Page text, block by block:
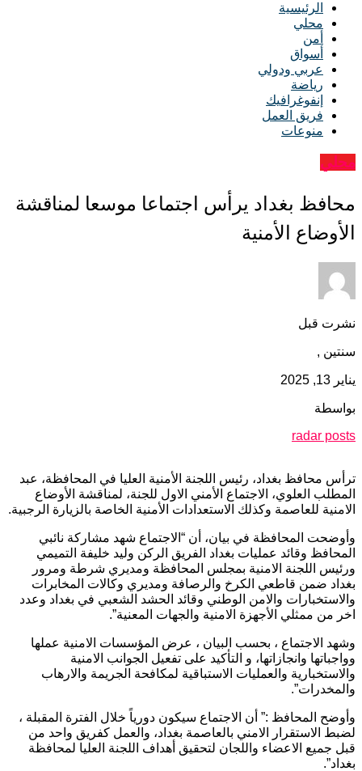
الرئيسية
محلي
أمن
أسواق
عربي ودولي
رياضة
إنفوغرافيك
فريق العمل
منوعات
محلي
محافظ بغداد يرأس اجتماعا موسعا لمناقشة
الأوضاع الأمنية
نشرت قبل
سنتين ,
يناير 13, 2025
بواسطة
radar posts
ترأس محافظ بغداد، رئيس اللجنة الأمنية العليا في المحافظة، عبد
المطلب العلوي، الاجتماع الأمني الاول للجنة، لمناقشة الأوضاع
الامنية للعاصمة وكذلك الاستعدادات الأمنية الخاصة بالزيارة الرجبية.
وأوضحت المحافظة في بيان، أن “الاجتماع شهد مشاركة نائبي
المحافظ وقائد عمليات بغداد الفريق الركن وليد خليفة التميمي
ورئيس اللجنة الامنية بمجلس المحافظة ومديري شرطة ومرور
بغداد ضمن قاطعي الكرخ والرصافة ومديري وكالات المخابرات
والاستخبارات والامن الوطني وقائد الحشد الشعبي في بغداد وعدد
اخر من ممثلي الأجهزة الامنية والجهات المعنية”.
وشهد الاجتماع ، بحسب البيان ، عرض المؤسسات الامنية عملها
وواجباتها وانجازاتها، و التأكيد على تفعيل الجوانب الامنية
والاستخبارية والعمليات الاستباقية لمكافحة الجريمة والارهاب
والمخدرات”.
وأوضح المحافظ :” أن الاجتماع سيكون دورياً خلال الفترة المقبلة ،
لضبط الاستقرار الامني بالعاصمة بغداد، والعمل كفريق واحد من
قبل جميع الاعضاء واللجان لتحقيق أهداف اللجنة العليا لمحافظة
بغداد”.